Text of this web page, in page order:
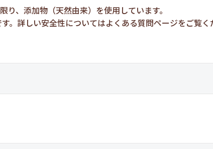
、添加物（天然由来）を使用しています。
。詳しい安全性についてはよくある質問ページをご覧く